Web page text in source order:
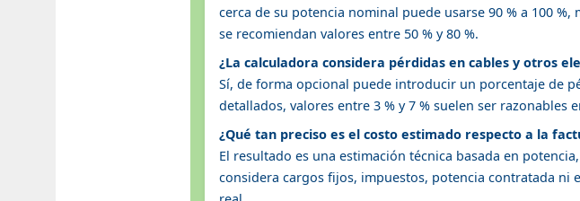
cerca de su potencia nominal puede usarse 90 % a 100
se recomiendan valores entre 50 % y 80 %.
¿La calculadora considera pérdidas en cables y otros
Sí, de forma opcional puede introducir un porcentaje de
detallados, valores entre 3 % y 7 % suelen ser
¿Qué tan preciso es el costo estimado respecto a la
El resultado es una estimación técnica basada en
considera cargos fijos, impuestos, potencia contratada